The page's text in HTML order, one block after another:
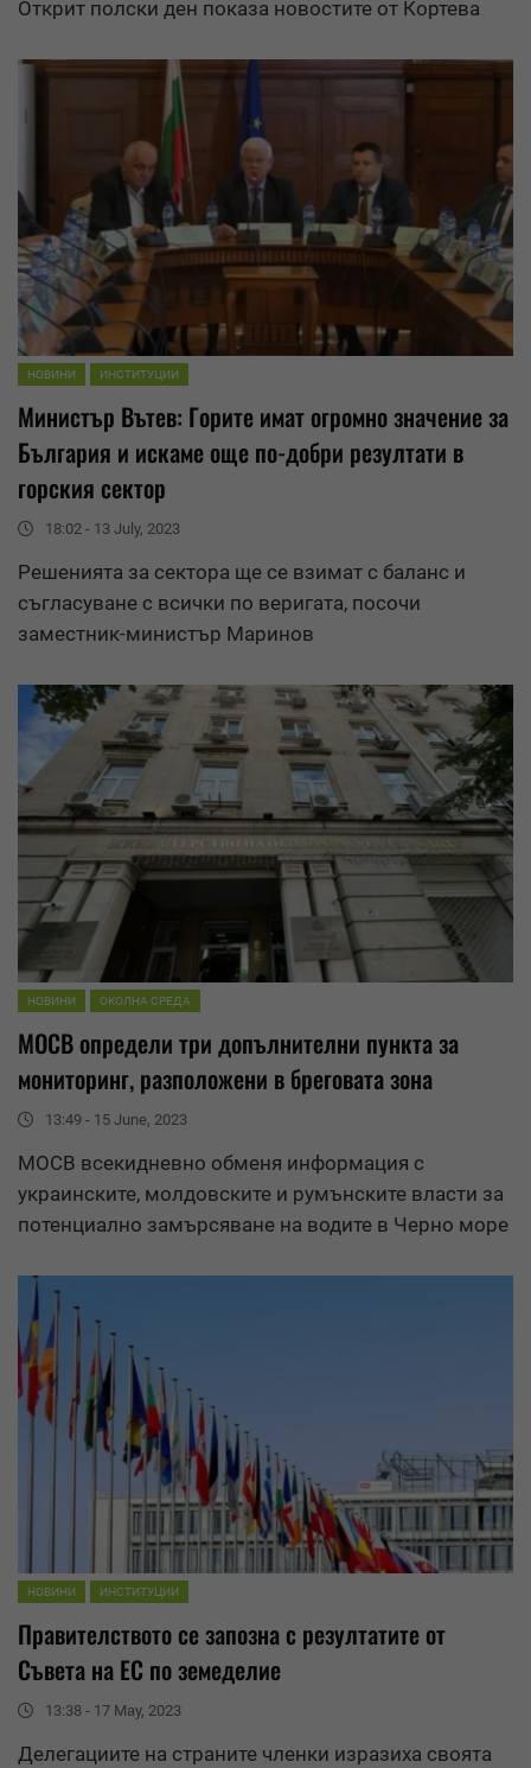
Открит полски ден показа новостите от Кортева
НОВИНИ ИНСТИТУЦИИ
Министър Вътев: Горите имат огромно значение за
България и искаме още по-добри резултати в
горския сектор
18:02 - 13 July, 2023
Решенията за сектора ще се взимат с баланс и
съгласуване с всички по веригата, посочи
заместник-министър Маринов
НОВИНИ ОКОЛНА СРЕДА
МОСВ определи три допълнителни пункта за
мониторинг, разположени в бреговата зона
13:49 - 15 June, 2023
МОСВ всекидневно обменя информация с
украинските, молдовските и румънските власти за
потенциално замърсяване на водите в Черно море
НОВИНИ ИНСТИТУЦИИ
Правителството се запозна с резултатите от
Съвета на ЕС по земеделие
13:38 - 17 May, 2023
Делегациите на страните членки изразиха своята